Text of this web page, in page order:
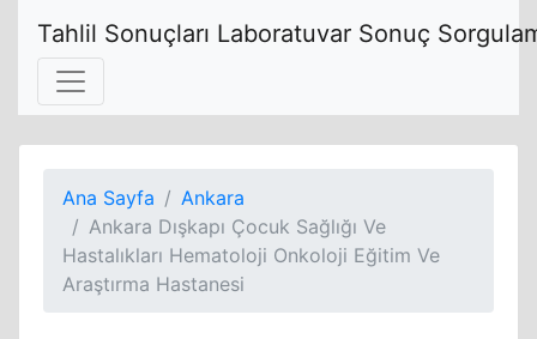
Tahlil Sonuçları Laboratuvar Sonuç
Ana Sayfa
Ankara
Ankara Dışkapı Çocuk Sağlığı Ve
Hastalıkları Hematoloji Onkoloji Eğitim Ve
Araştırma Hastanesi